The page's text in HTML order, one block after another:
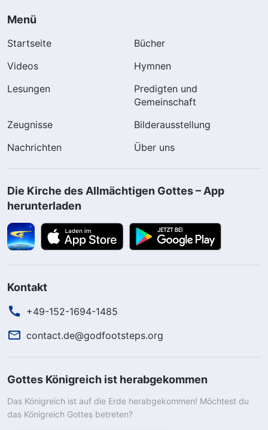
Menü
Startseite
Bücher
Videos
Hymnen
Lesungen
Predigten und
Gemeinschaft
Zeugnisse
Bilderausstellung
Nachrichten
Über uns
Die Kirche des Allmächtigen Gottes – App
herunterladen
Kontakt
+49-152-1694-1485
contact.de@godfootsteps.org
Gottes Königreich ist herabgekommen
Das Königreich ist auf die Erde herabgekommen! Möchtest du
das Königreich Gottes betreten?